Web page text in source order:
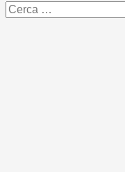
Ricerca
per: